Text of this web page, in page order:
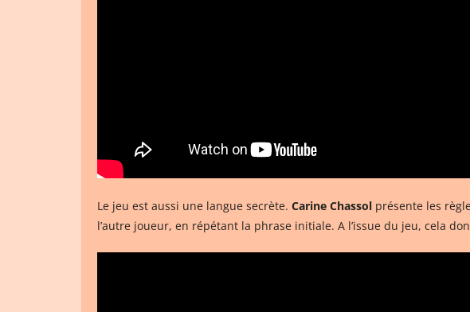
Le jeu est aussi une langue secrète. Carine Chassol présente les
l’autre joueur, en répétant la phrase initiale. A l’issue du jeu, cela